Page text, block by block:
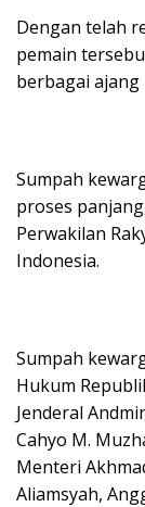
Dengan telah
pemain
berbagai ajang
Sumpah
proses
Perwakilan
Indonesia.
Sumpah
Hukum
Jenderal
Cahyo M.
Menteri
Aliamsyah,